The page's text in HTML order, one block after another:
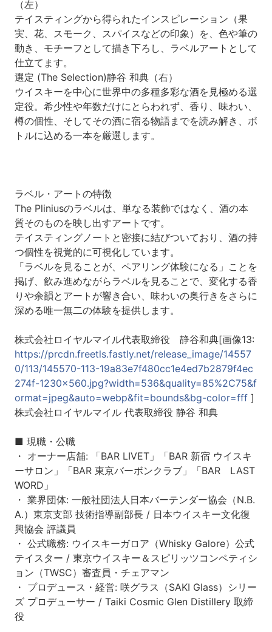
（左）
テイスティングから得られたインスピレーション（果
実、花、スモーク、スパイスなどの印象）を、色や筆の
動き、モチーフとして描き下ろし、ラベルアートとして
仕立てます。
選定 (The Selection)静谷 和典（右）
ウイスキーを中心に世界中の多種多彩な酒を見極める選
定役。希少性や年数だけにとらわれず、香り、味わい、
樽の個性、そしてその酒に宿る物語までを読み解き、ボ
トルに込める一本を厳選します。
ラベル・アートの特徴
The Pliniusのラベルは、単なる装飾ではなく、酒の本
質そのものを映し出すアートです。
テイスティングノートと密接に結びついており、酒の持
つ個性を視覚的に可視化しています。
「ラベルを見ることが、ペアリング体験になる」ことを
掲げ、飲み進めながらラベルを見ることで、変化する香
りや余韻とアートが響き合い、味わいの奥行きをさらに
深める唯一無二の体験を提供します。
株式会社ロイヤルマイル代表取締役 静谷和典[画像13:
https://prcdn.freetls.fastly.net/release_image/14557
0/113/145570-113-19a83e7f480cc1e4ed7b2879f4ec
274f-1230x560.jpg?width=536&quality=85%2C75&f
ormat=jpeg&auto=webp&fit=bounds&bg-color=fff]
株式会社ロイヤルマイル 代表取締役 静谷 和典
■ 現職・公職
・ オーナー店舗: 「BAR LIVET」「BAR 新宿 ウイスキ
ーサロン」「BAR 東京バーボンクラブ」「BAR LAST
WORD」
・ 業界団体: 一般社団法人日本バーテンダー協会（N.B.
A.）東京支部 技術指導副部長 / 日本ウイスキー文化復
興協会 評議員
・ 公式職務: ウイスキーガロア（Whisky Galore）公式
テイスター / 東京ウイスキー＆スピリッツコンペティシ
ョン（TWSC）審査員・チェアマン
・ プロデュース・経営: 咲グラス（SAKI Glass）シリー
ズ プロデューサー / Taiki Cosmic Glen Distillery 取締
役